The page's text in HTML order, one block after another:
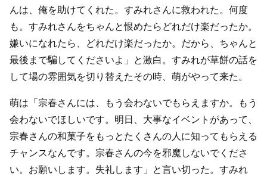
んは、俺を助けてくれた。すみれさんに救われた。何度
も。すみれさんをちゃんと恨めたらどれだけ楽だったか。
嫌いになれたら、どれだけ楽だったか。だから、ちゃんと
最後まで騙してくださいよ」と激白。すみれが草餅の話を
して場の雰囲気を切り替えたその時、萌がやって来た。
萌は「宗春さんには、もう会わないでもらえますか。もう
会わないでほしいです。明日、大事なイベントがあって、
宗春さんの和菓子をもっとたくさんの人に知ってもらえる
チャンスなんです。宗春さんの今を邪魔しないでくださ
い。お願いします。失礼します」と言い切った。すみれ